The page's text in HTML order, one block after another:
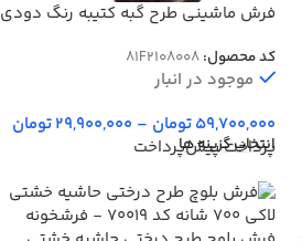
فرش ماشینی طرح گبه کتیبه رنگ دودی
کد محصول:81F2108008
موجود در انبار
59,700,000تومان –
29,900,000تومان
انتخاب گزینه ها
پرداخت پیش‌پرداخت